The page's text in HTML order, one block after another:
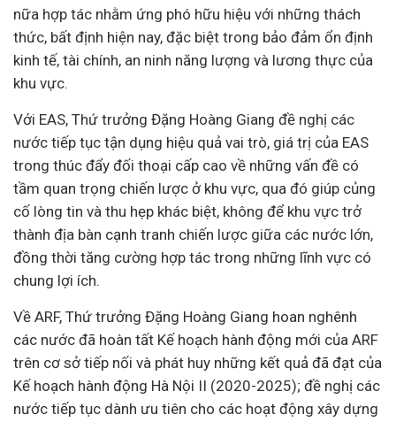
nữa hợp tác nhằm ứng phó hữu hiệu với những thách
thức, bất định hiện nay, đặc biệt trong bảo đảm ổn định
kinh tế, tài chính, an ninh năng lượng và lương thực của
khu vực.
Với EAS, Thứ trưởng Đặng Hoàng Giang đề nghị các
nước tiếp tục tận dụng hiệu quả vai trò, giá trị của EAS
trong thúc đẩy đối thoại cấp cao về những vấn đề có
tầm quan trọng chiến lược ở khu vực, qua đó giúp củng
cố lòng tin và thu hẹp khác biệt, không để khu vực trở
thành địa bàn cạnh tranh chiến lược giữa các nước lớn,
đồng thời tăng cường hợp tác trong những lĩnh vực có
chung lợi ích.
Về ARF, Thứ trưởng Đặng Hoàng Giang hoan nghênh
các nước đã hoàn tất Kế hoạch hành động mới của ARF
trên cơ sở tiếp nối và phát huy những kết quả đã đạt của
Kế hoạch hành động Hà Nội II (2020-2025); đề nghị các
nước tiếp tục dành ưu tiên cho các hoạt động xây dựng